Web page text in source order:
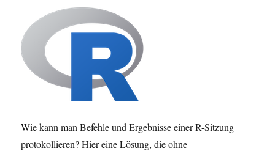
Wie kann man Befehle und Ergebnisse einer R-Sitzung
protokollieren? Hier eine Lösung, die ohne